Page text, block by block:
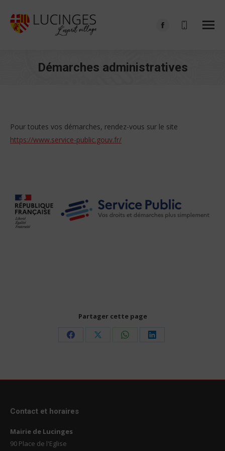
Facebook
in
Démarches administratives
Pour toutes vos démarches, rendez-vous sur le site
https://www.service-public.gouv.fr/
Partager cette page
Share
Share
Share
Share
Contact et horaires
Mairie de Lucinges
90 Place de l'Eglise